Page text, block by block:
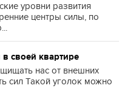
уровни развития
центры силы, по
в своей квартире
нас от внешних
сил Такой уголок можно